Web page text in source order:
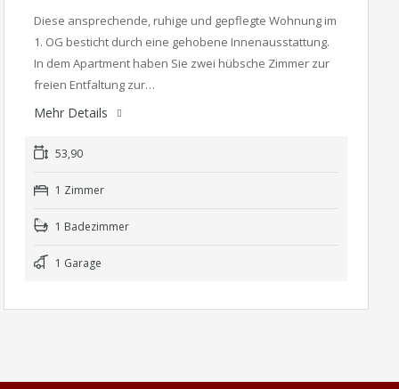
Diese ansprechende, ruhige und gepflegte Wohnung im
1. OG besticht durch eine gehobene Innenausstattung.
In dem Apartment haben Sie zwei hübsche Zimmer zur
freien Entfaltung zur…
Mehr Details
53,90
1 Zimmer
1 Badezimmer
1 Garage